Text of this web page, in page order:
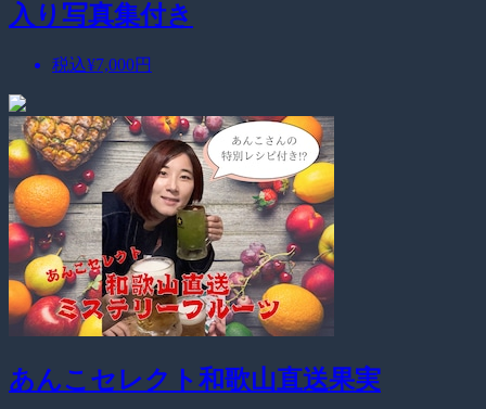
入り写真集付き
税込¥7,000円
あんこセレクト和歌山直送果実